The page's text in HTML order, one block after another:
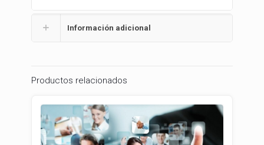
Información adicional
Productos relacionados